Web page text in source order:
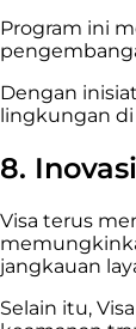
Program ini
Dengan
lingkungan
8.
Visa terus
jangkauan
Selain itu,